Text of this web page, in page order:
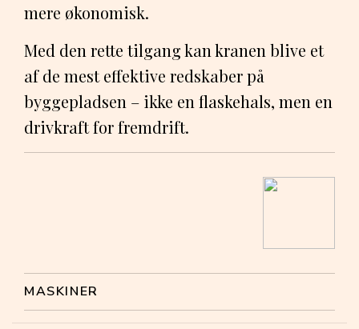
mere økonomisk.
Med den rette tilgang kan kranen blive et
af de mest effektive redskaber på
byggepladsen – ikke en flaskehals, men en
drivkraft for fremdrift.
MASKINER